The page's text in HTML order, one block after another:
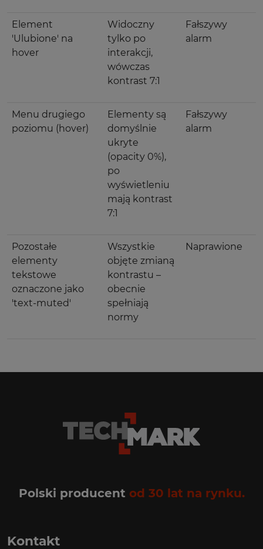
Element
'Ulubione' na
hover
Widoczny
tylko po
interakcji,
wówczas
kontrast 7:1
Fałszywy
alarm
Menu drugiego
poziomu (hover)
Elementy są
domyślnie
ukryte
(opacity 0%),
po
wyświetleniu
mają kontrast
7:1
Fałszywy
alarm
Pozostałe
elementy
tekstowe
oznaczone jako
'text-muted'
Wszystkie
objęte zmianą
kontrastu –
obecnie
spełniają
normy
Naprawione
Polski producent od 30 lat na rynku.
Kontakt